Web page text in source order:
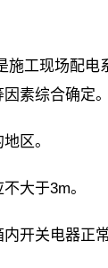
施工现场配
素综合确定。
区。
大于3m。
开关电器正